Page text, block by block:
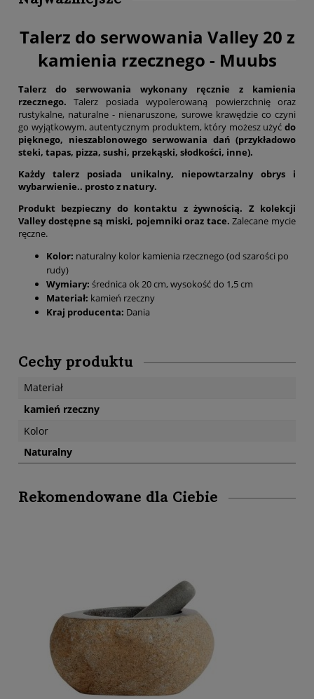
Talerz do serwowania Valley 20 z
kamienia rzecznego - Muubs
Talerz do serwowania wykonany ręcznie z kamienia
rzecznego. Talerz posiada wypolerowaną powierzchnię oraz
rustykalne, naturalne - nienaruszone, surowe krawędzie co czyni
go wyjątkowym, autentycznym produktem, który możesz użyć do
pięknego, nieszablonowego serwowania dań (przykładowo
steki, tapas, pizza, sushi, przekąski, słodkości, inne).
Każdy talerz posiada unikalny, niepowtarzalny obrys i
wybarwienie.. prosto z natury.
Produkt bezpieczny do kontaktu z żywnością. Z kolekcji
Valley dostępne są miski, pojemniki oraz tace.Zalecane mycie
ręczne.
Kolor: naturalny kolor kamienia rzecznego (od szarości po
rudy)
Wymiary: średnica ok 20 cm, wysokość do 1,5 cm
Materiał: kamień rzeczny
Kraj producenta: Dania
Cechy produktu
Materiał
kamień rzeczny
Kolor
Naturalny
Rekomendowane dla Ciebie